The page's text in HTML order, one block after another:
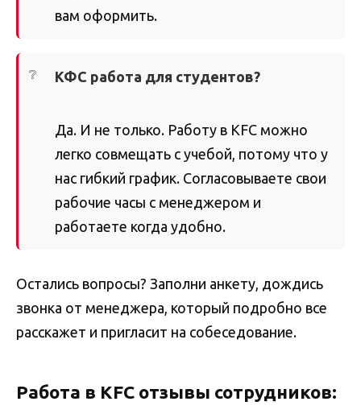
вам оформить.
КФС работа для студентов?
Да. И не только. Работу в KFC можно
легко совмещать с учебой, потому что у
нас гибкий график. Согласовываете свои
рабочие часы с менеджером и
работаете когда удобно.
Остались вопросы? Заполни анкету, дождись
звонка от менеджера, который подробно все
расскажет и пригласит на собеседование.
Работа в KFC отзывы сотрудников: